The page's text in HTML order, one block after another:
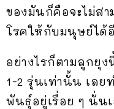
ของมันก็คือจะไม่สา
โรคให้กับมนุษย์ได้
อย่างไรก็ตามลูกยุ
1-2 รุ่นเท่านั้น เลย
พันธุ์อยู่เรื่อย ๆ นั่นเ